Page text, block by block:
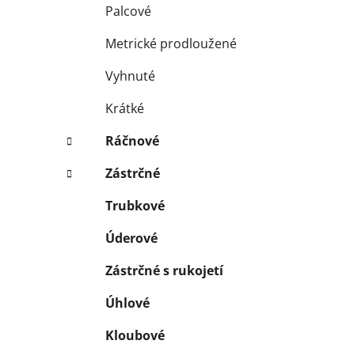
Palcové
Metrické prodloužené
Vyhnuté
Krátké
Ráčnové
Zástrčné
Trubkové
Úderové
Zástrčné s rukojetí
Úhlové
Kloubové